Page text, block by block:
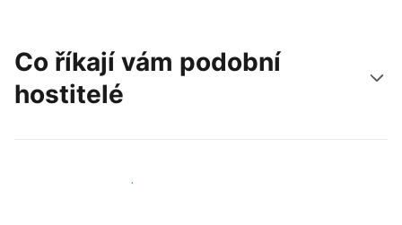
Co říkají vám podobní
hostitelé
Připojit se k dalším hostitelům